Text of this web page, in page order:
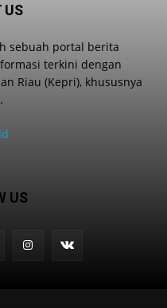
US
sebuah portal berita
terkini dengan
Riau (Kepri), khususnya
US